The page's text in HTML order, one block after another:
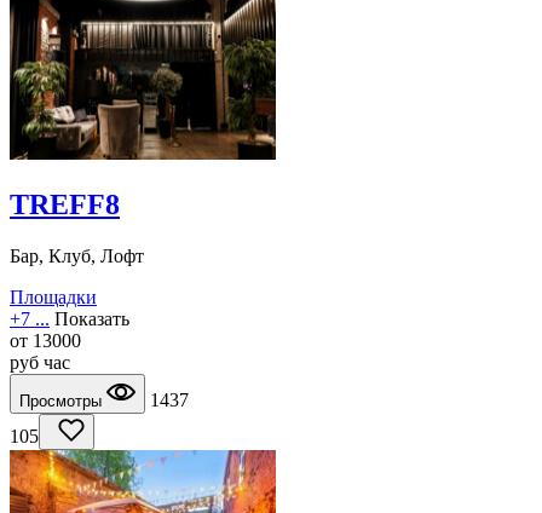
TREFF8
Бар, Клуб, Лофт
Площадки
+7 ... Показать
от 13000
руб час
Просмотры
1437
105